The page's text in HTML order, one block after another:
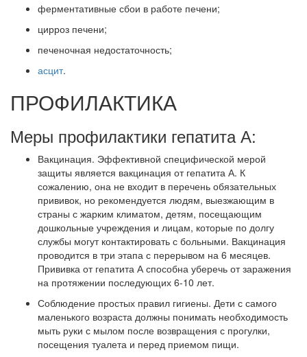
ферментативные сбои в работе печени;
цирроз печени;
печеночная недостаточность;
асцит.
ПРОФИЛАКТИКА
Меры профилактики гепатита А:
Вакцинация. Эффективной специфической мерой
защиты является вакцинация от гепатита А. К
сожалению, она не входит в перечень обязательных
прививок, но рекомендуется людям, выезжающим в
страны с жарким климатом, детям, посещающим
дошкольные учреждения и лицам, которые по долгу
службы могут контактировать с больными. Вакцинация
проводится в три этапа с перерывом на 6 месяцев.
Прививка от гепатита А способна уберечь от заражения
на протяжении последующих 6-10 лет.
Соблюдение простых правил гигиены. Дети с самого
маленького возраста должны понимать необходимость
мыть руки с мылом после возвращения с прогулки,
посещения туалета и перед приемом пищи.